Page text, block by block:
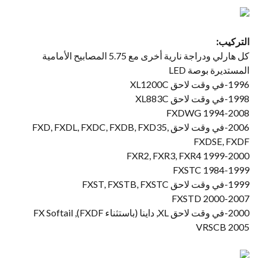
التركيب:
كل هارلي ودراجة نارية أخرى مع 5.75 المصابيح الأمامية
المستديرة بوصة LED
1996-في وقت لاحق XL1200C
1998-في وقت لاحق XL883C
1994-2008 FXDWG
2006-في وقت لاحق FXD, FXDL, FXDC, FXDB, FXD35,
FXDSE, FXDF
1999-2000 FXR2, FXR3, FXR4
1984-1999 FXSTC
1999-في وقت لاحق FXST, FXSTB, FXSTC
2000-2007 FXSTD
2000-في وقت لاحق XL, داينا (باستثناء FXDF), FX Softail
2005 VRSCB